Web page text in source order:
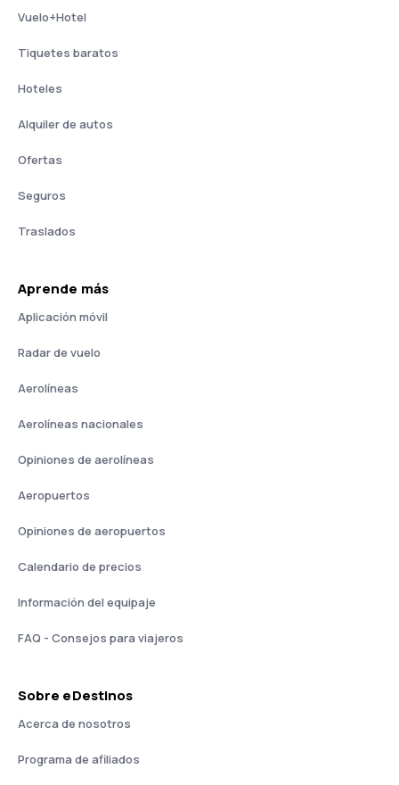
Vuelo+Hotel
Tiquetes baratos
Hoteles
Alquiler de autos
Ofertas
Seguros
Traslados
Aprende más
Aplicación móvil
Radar de vuelo
Aerolíneas
Aerolíneas nacionales
Opiniones de aerolíneas
Aeropuertos
Opiniones de aeropuertos
Calendario de precios
Información del equipaje
FAQ - Consejos para viajeros
Sobre eDestinos
Acerca de nosotros
Programa de afiliados